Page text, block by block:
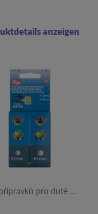
anzeigen
Sada přípravků pro duté nýty Prym s Ø 7,5 mm a 9 mm